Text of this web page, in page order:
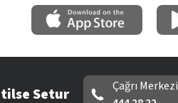
Setur
Çağrı Merkezi